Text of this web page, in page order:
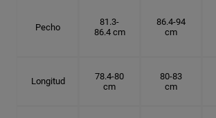
Pecho
81.3-
86.4 cm
86.4-94
cm
Longitud
78.4-80
cm
80-83
cm